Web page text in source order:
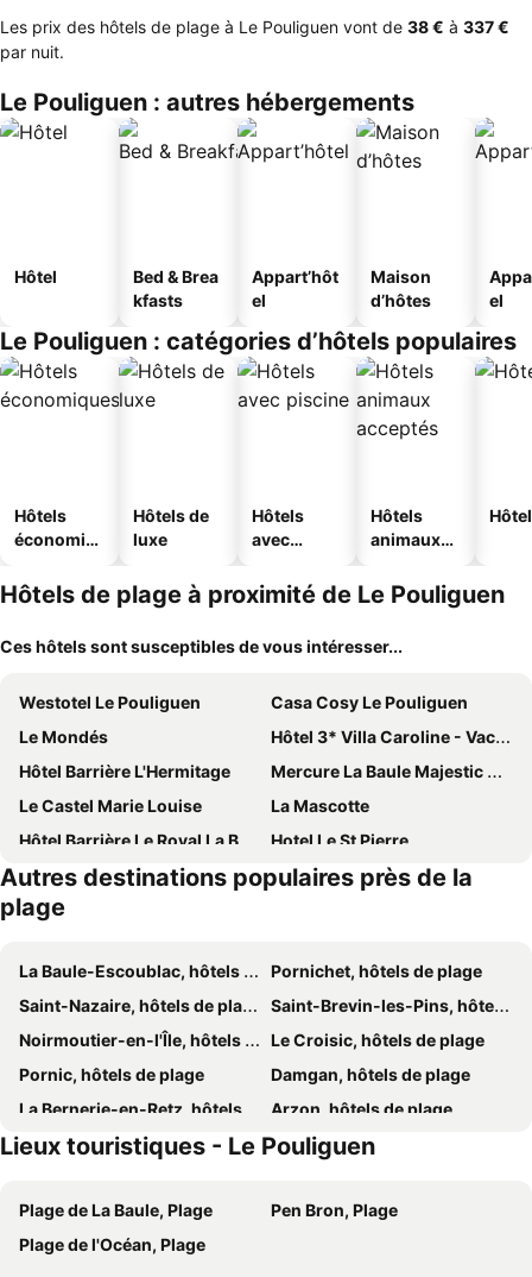
Les prix des hôtels de plage à Le Pouliguen vont de ‎38 € à ‎337 €
par nuit.
Le Pouliguen : autres hébergements
Hôtel
Bed & Brea
kfasts
Appart’hôt
el
Maison
d’hôtes
el
Le Pouliguen : catégories d’hôtels populaires
Hôtels
économiq
Hôtels de
luxe
Hôtels
avec
Hôtels
animaux
Hôtels de plage à proximité de Le Pouliguen
Ces hôtels sont susceptibles de vous intéresser...
Westotel Le Pouliguen
Casa Cosy Le Pouliguen
Le Mondés
Hôtel 3* Villa Caroline - Vacances Bleues
Hôtel Barrière L'Hermitage
Mercure La Baule Majestic Hotel
Le Castel Marie Louise
La Mascotte
Hôtel Barrière Le Royal La Baule
Hotel Le St Pierre
Hotel La Concorde
Hotel Le Lichen
Best Western Hôtel Brittany La Baule Centre & Plages
Hôtel Miléade Les Pléïades La Baule
Hotel Ty Gwenn La Baule
La maison Régent
ibis La Baule Pornichet Plage
Pierre & Vacances Residence Les Oceanes
Hotel Les Vikings
Grand Hotel de L'Océan
Escale Oceania Pornichet La Baule
Hôtel Villa Flornoy Pornichet Baie de la Baule
L'estacade
Hôtel Château des Tourelles - Relais Thalasso & Spa
VVF Les Plages de Guérande La Turballe
Les Chants d'Ailes - Hôtel Face Mer
Best Western Hotel De La Plage
Hotel De la Poste
Autres destinations populaires près de la
plage
La Baule-Escoublac, hôtels de plage
Pornichet, hôtels de plage
Saint-Nazaire, hôtels de plage
Saint-Brevin-les-Pins, hôtels de plage
Noirmoutier-en-l'Île, hôtels de plage
Le Croisic, hôtels de plage
Pornic, hôtels de plage
Damgan, hôtels de plage
La Bernerie-en-Retz, hôtels de plage
Arzon, hôtels de plage
Batz-sur-Mer, hôtels de plage
Vannes, hôtels de plage
Île-aux-Moines, hôtels de plage
Les Moutiers-en-Retz, hôtels de plage
Préfailles, hôtels de plage
Lieux touristiques - Le Pouliguen
Plage de La Baule, Plage
Pen Bron, Plage
Plage de l'Océan, Plage